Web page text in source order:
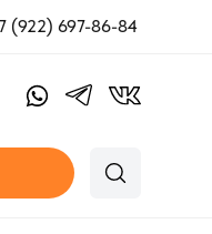
(922) 697-86-84